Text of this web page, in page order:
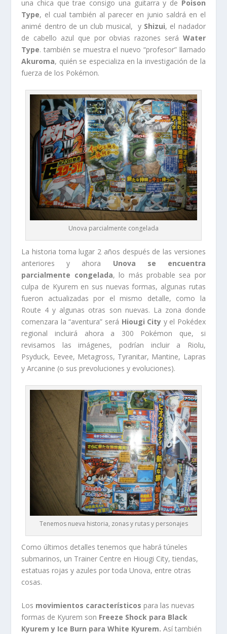
una chica que trae consigo una guitarra y de Poison
Type, el cual también al parecer en junio saldrá en el
animé dentro de un club musical, y Shizui, el nadador
de cabello azul que por obvias razones será Water
Type. también se muestra el nuevo “profesor” llamado
Akuroma, quién se especializa en la investigación de la
fuerza de los Pokémon.
Unova parcialmente congelada
La historia toma lugar 2 años después de las versiones
anteriores y ahora Unova se encuentra
parcialmente congelada, lo más probable sea por
culpa de Kyurem en sus nuevas formas, algunas rutas
fueron actualizadas por el mismo detalle, como la
Route 4 y algunas otras son nuevas. La zona donde
comenzara la “aventura” será Hiougi City y el Pokédex
regional incluirá ahora a 300 Pokémon que, si
revisamos las imágenes, podrían incluir a Riolu,
Psyduck, Eevee, Metagross, Tyranitar, Mantine, Lapras
y Arcanine (o sus prevoluciones y evoluciones).
Tenemos nueva historia, zonas y rutas y personajes
Como últimos detalles tenemos que habrá túneles
submarinos, un Trainer Centre en Hiougi City, tiendas,
estatuas rojas y azules por toda Unova, entre otras
cosas.
Los movimientos característicos para las nuevas
formas de Kyurem son Freeze Shock para Black
Kyurem y Ice Burn para White Kyurem. Así también